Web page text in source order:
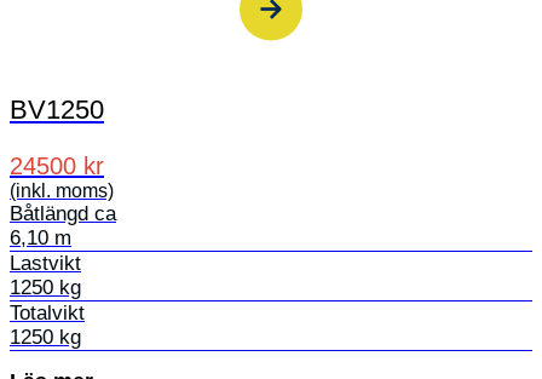
BV1250
24500 kr
(inkl. moms)
Båtlängd ca
6,10 m
Lastvikt
1250 kg
Totalvikt
1250 kg